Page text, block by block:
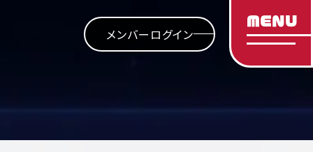
メンバーログイン
MENU